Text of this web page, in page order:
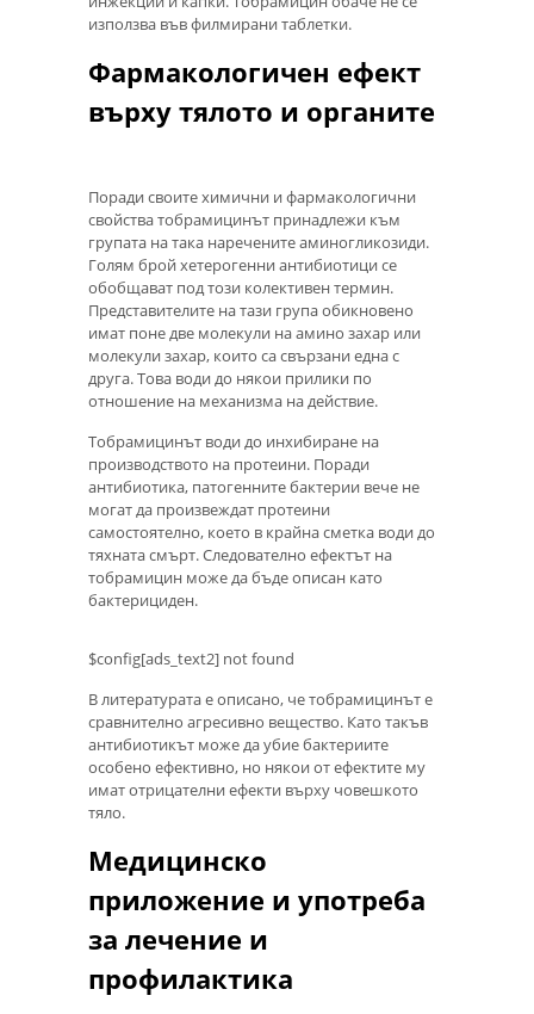
използва във филмирани таблетки.
Фармакологичен ефект
върху тялото и органите
Поради своите химични и фармакологични
свойства тобрамицинът принадлежи към
групата на така наречените аминогликозиди.
Голям брой хетерогенни антибиотици се
обобщават под този колективен термин.
Представителите на тази група обикновено
имат поне две молекули на амино захар или
молекули захар, които са свързани една с
друга. Това води до някои прилики по
отношение на механизма на действие.
Тобрамицинът води до инхибиране на
производството на протеини. Поради
антибиотика, патогенните бактерии вече не
могат да произвеждат протеини
самостоятелно, което в крайна сметка води до
тяхната смърт. Следователно ефектът на
тобрамицин може да бъде описан като
бактерициден.
$config[ads_text2] not found
В литературата е описано, че тобрамицинът е
сравнително агресивно вещество. Като такъв
антибиотикът може да убие бактериите
особено ефективно, но някои от ефектите му
имат отрицателни ефекти върху човешкото
тяло.
Медицинско
приложение и употреба
за лечение и
профилактика